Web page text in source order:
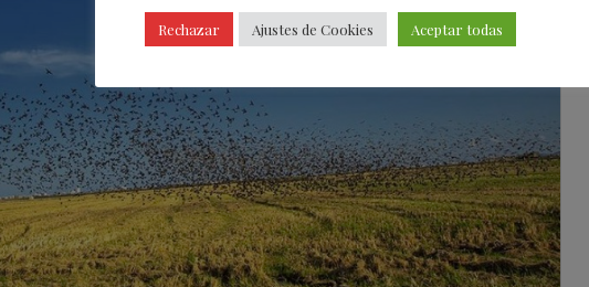
Rechazar Ajustes de Cookies Aceptar todas